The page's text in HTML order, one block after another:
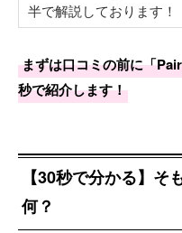
半で解説しております！
まずは口コミの前に「
秒で紹介します！
【30秒で分かる】
何？